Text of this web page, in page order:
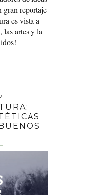
gran reportaje
es vista a
las artes y la